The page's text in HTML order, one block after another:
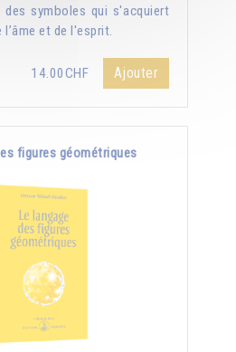
symboles qui s'acquiert
et de l'esprit.
14.00CHF Ajouter
figures géométriques